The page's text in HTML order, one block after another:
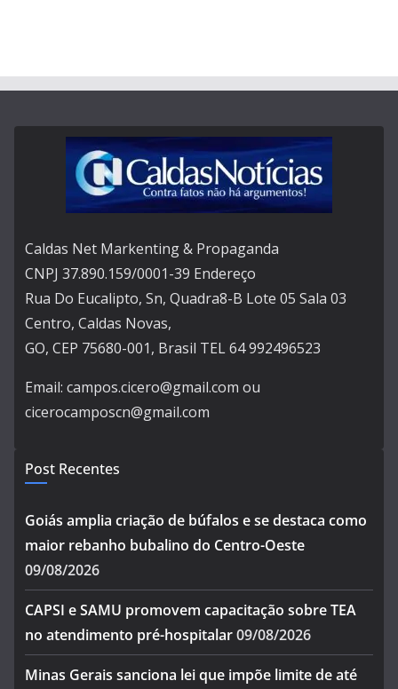
Caldas Net Markenting & Propaganda
CNPJ 37.890.159/0001-39 Endereço
Rua Do Eucalipto, Sn, Quadra8-B Lote 05 Sala 03
Centro, Caldas Novas,
GO, CEP 75680-001, Brasil TEL 64 992496523
Email: campos.cicero@gmail.com ou
cicerocamposcn@gmail.com
Post Recentes
Goiás amplia criação de búfalos e se destaca como
maior rebanho bubalino do Centro-Oeste
09/08/2026
CAPSI e SAMU promovem capacitação sobre TEA
no atendimento pré-hospitalar09/08/2026
Minas Gerais sanciona lei que impõe limite de até